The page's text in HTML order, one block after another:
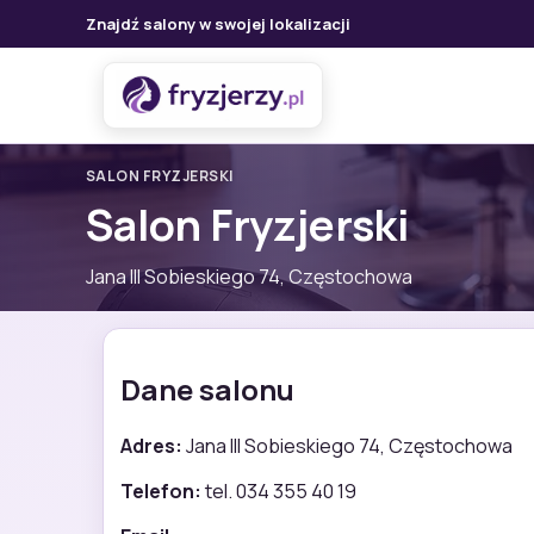
Znajdź salony w swojej lokalizacji
SALON FRYZJERSKI
Salon Fryzjerski
Jana III Sobieskiego 74, Częstochowa
Dane salonu
Adres: Jana III Sobieskiego 74, Częstochowa
Telefon: tel. 034 355 40 19